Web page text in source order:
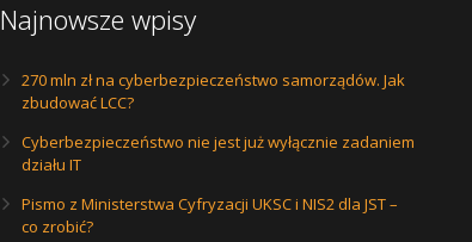
Najnowsze wpisy
270 mln zł na cyberbezpieczeństwo samorządów. Jak
zbudować LCC?
Cyberbezpieczeństwo nie jest już wyłącznie zadaniem
działu IT
Pismo z Ministerstwa Cyfryzacji UKSC i NIS2 dla JST –
co zrobić?